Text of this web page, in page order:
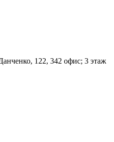
122, 342 офис; 3 этаж